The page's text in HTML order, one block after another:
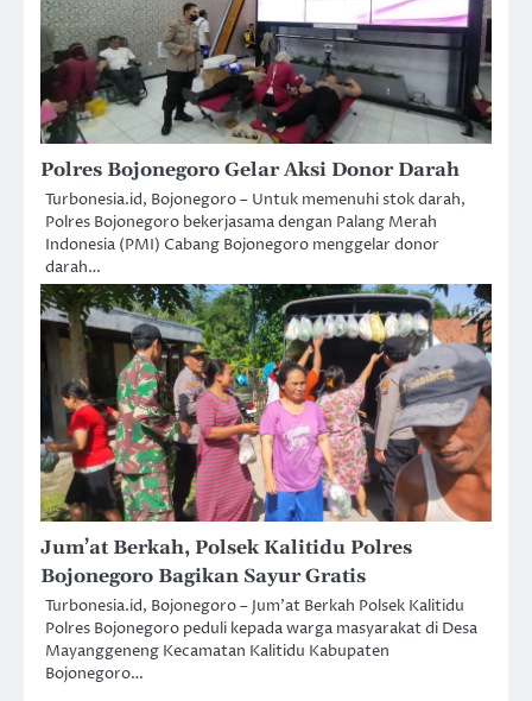
Polres Bojonegoro Gelar Aksi Donor Darah
Turbonesia.id, Bojonegoro – Untuk memenuhi stok darah,
Polres Bojonegoro bekerjasama dengan Palang Merah
Indonesia (PMI) Cabang Bojonegoro menggelar donor
darah…
Jum’at Berkah, Polsek Kalitidu Polres
Bojonegoro Bagikan Sayur Gratis
Turbonesia.id, Bojonegoro – Jum’at Berkah Polsek Kalitidu
Polres Bojonegoro peduli kepada warga masyarakat di Desa
Mayanggeneng Kecamatan Kalitidu Kabupaten
Bojonegoro…